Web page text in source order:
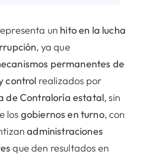
un hito en la lucha
, ya que
permanentes de
control realizados por
de Contraloría estatal, sin
losgobiernos en turno, con
administraciones
que den resultados en